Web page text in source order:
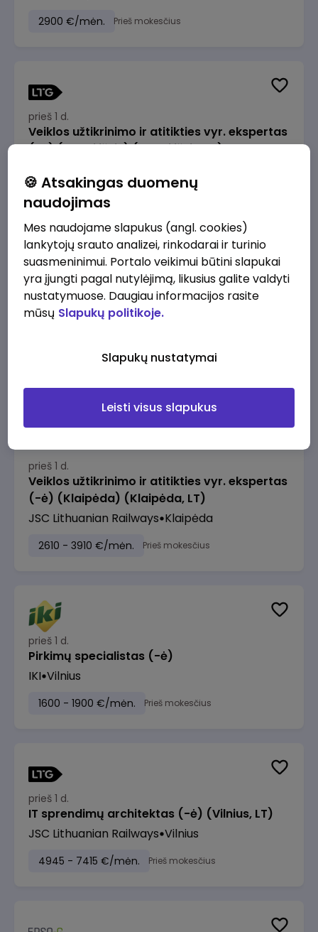
2900 €/mėn. Prieš mokesčius
prieš 1 d.
Veiklos užtikrinimo ir atitikties vyr. ekspertas
(-ė) (Radviliškis) (Radviliškis, LT)
2610 - 3910 €/mėn.
prieš 1 d.
Veiklos užtikrinimo ir atitikties vyr. ekspertas
(-ė) (Kaunas) (Kaunas, LT)
prieš 1 d.
Veiklos užtikrinimo ir atitikties vyr. ekspertas
(-ė) (Klaipėda) (Klaipėda, LT)
JSC Lithuanian Railways Klaipėda
2610 - 3910 €/mėn. Prieš mokesčius
prieš 1 d.
Pirkimų specialistas (-ė)
IKI Vilnius
1600 - 1900 €/mėn. Prieš mokesčius
prieš 1 d.
IT sprendimų architektas (-ė) (Vilnius, LT)
JSC Lithuanian Railways Vilnius
4945 - 7415 €/mėn. Prieš mokesčius
🍪 Atsakingas duomenų
naudojimas
Mes naudojame slapukus (angl. cookies)
lankytojų srauto analizei, rinkodarai ir turinio
suasmeninimui. Portalo veikimui būtini slapukai
yra įjungti pagal nutylėjimą, likusius galite valdyti
nustatymuose. Daugiau informacijos rasite
mūsų Slapukų politikoje.
Slapukų nustatymai
Leisti visus slapukus